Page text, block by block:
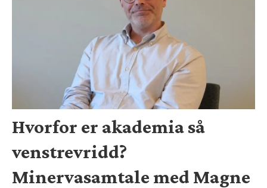
Hvorfor er akademia så
venstrevridd?
Minervasamtale med Magne